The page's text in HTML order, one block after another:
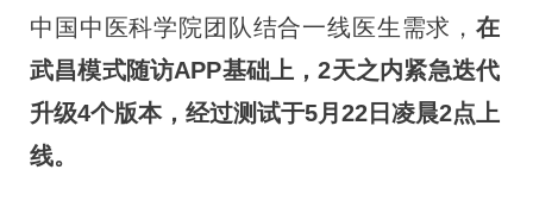
中国中医科学院团队结合一线医生需求， 在
武昌模式随访APP基础上，2天之内紧急迭代
升级4个版本，经过测试于5月22日凌晨2点上
线。